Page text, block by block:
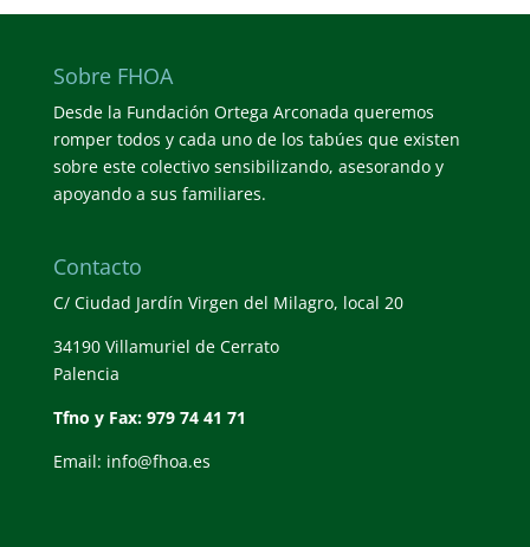
Sobre FHOA
Desde la Fundación Ortega Arconada queremos
romper todos y cada uno de los tabúes que existen
sobre este colectivo sensibilizando, asesorando y
apoyando a sus familiares.
Contacto
C/ Ciudad Jardín Virgen del Milagro, local 20
34190 Villamuriel de Cerrato
Palencia
Tfno y Fax: 979 74 41 71
Email: info@fhoa.es